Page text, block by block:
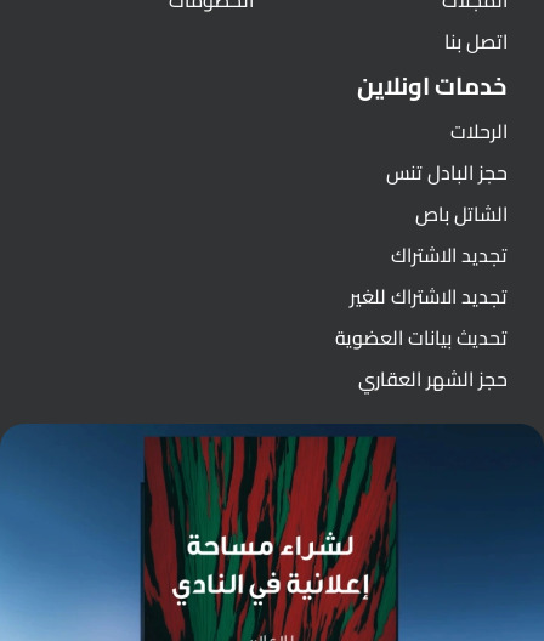
اتصل بنا
خدمات اونلاين
الرحلات
حجز البادل تنس
الشاتل باص
تجديد الاشتراك
تجديد الاشتراك للغير
تحديث بيانات العضوية
حجز الشهر العقاري